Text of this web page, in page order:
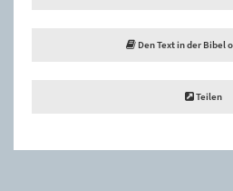
Den Text in der Bibel
Teilen